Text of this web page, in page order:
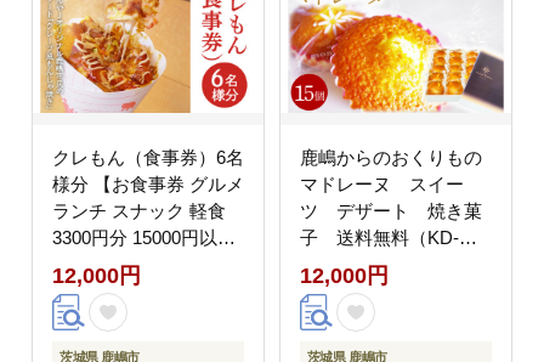
クレもん（食事券）6名
様分 【お食事券 グルメ
ランチ スナック 軽食
3300円分 15000円以下
ソウルフード クレープ
もんじゃ焼き 茨城県 鹿
嶋市】（KBI-4）
12,000円
茨城県 鹿嶋市
鹿嶋からのおくりもの
マドレーヌ スイー
ツ デザート 焼き菓
子 送料無料（KD-
15）
12,000円
茨城県 鹿嶋市